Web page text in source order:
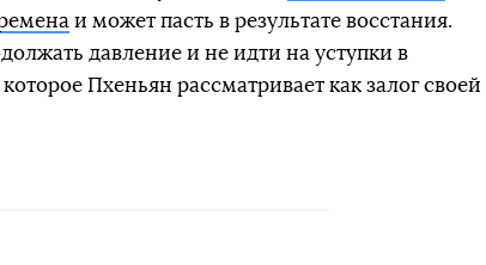
и может пасть в результате восстания.
давление и не идти на уступки в
Пхеньян рассматривает как залог своей